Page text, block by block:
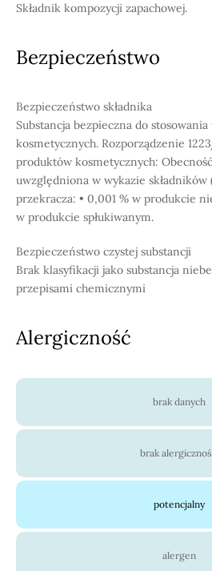
Składnik kompozycji zapachowej.
Bezpieczeństwo
Bezpieczeństwo składnika
Substancja bezpieczna do
kosmetycznych. Rozporządzenie
produktów kosmetycznych:
uwzględniona w wykazie składników
przekracza: • 0,001 % w produkcie
w produkcie spłukiwanym.
Bezpieczeństwo czystej substancji
Brak klasyfikacji jako substancja
przepisami chemicznymi
Alergiczność
brak danych
brak
potencjalny
alergen